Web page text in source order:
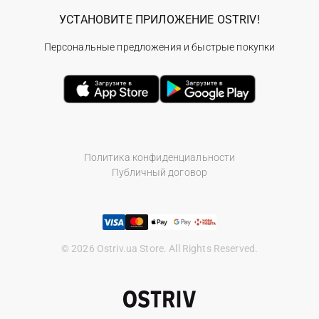
Политика конфиденциальности
Публичный договор
© 2026 Ostriv.ua Store. All Rights Reserved.
УСТАНОВИТЕ ПРИЛОЖЕНИЕ OSTRIV!
Персональные предложения и быстрые покупки